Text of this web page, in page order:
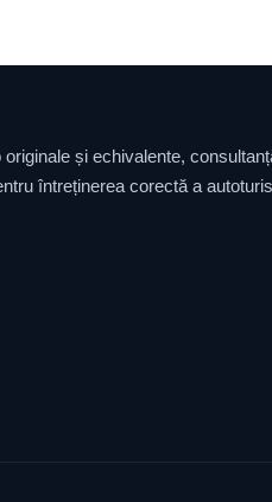
originale și echivalente,
întreținerea corectă a